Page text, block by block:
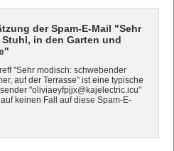
der Spam-E-Mail "Sehr
in den Garten und
"Sehr modisch: schwebender
auf der Terrasse" ist eine typische
"oliviaeyfpjjx@kajelectric.icu"
keinen Fall auf diese Spam-E-